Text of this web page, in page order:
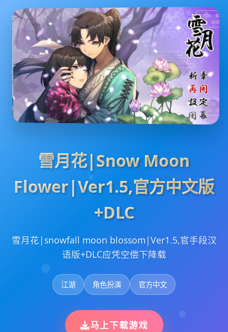
雪月花|Snow Moon
Flower|Ver1.5,官方中文版
+DLC
雪月花|snowfall moon blossom|Ver1.5,官手段汉
语版+DLC应凭空偿下降载
江湖 角色扮演 官方中文
马上下载游戏